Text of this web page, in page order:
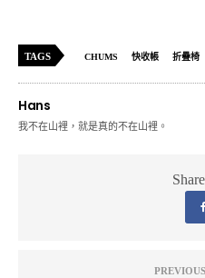
TAGS CHUMS 快收帳 折疊椅
Hans
我不在山裡，就是真的不在山裡。